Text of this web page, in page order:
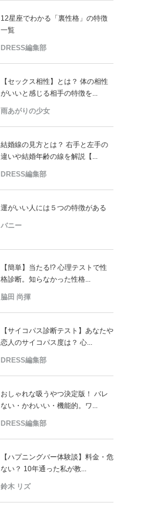
12星座でわかる「裏性格」の特徴
一覧
DRESS編集部
【セックス相性】とは？ 体の相性
がいいと感じる相手の特徴を...
雨あがりの少女
結婚線の見方とは？ 右手と左手の
違いや結婚年齢の線を解説【...
DRESS編集部
運がいい人には５つの特徴がある
バニー
【簡単】当たる!? 心理テストで性
格診断。知らなかった性格...
脇田 尚揮
【サイコパス診断テスト】あなたや
恋人のサイコパス度は？ 心...
DRESS編集部
おしゃれな吸うやつ決定版！ バレ
ない・かわいい・機能的。ワ...
DRESS編集部
【ハプニングバー体験談】料金・危
ない？ 10年通った私が教...
鈴木 リズ